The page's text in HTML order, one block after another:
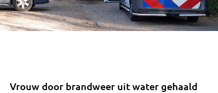
Vrouw door brandweer uit water gehaald